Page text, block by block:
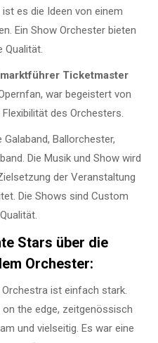
es die Ideen von einem
Ein Show Orchester bieten
Qualität.
Ticketmaster
war begeistert von
des Orchesters.
Ballorchester,
Die Musik und Show wird
der Veranstaltung
Die Shows sind Custom
Stars über die
Orchester:
Orchestra ist einfach stark.
the edge, zeitgenössisch
und vielseitig. Es war eine